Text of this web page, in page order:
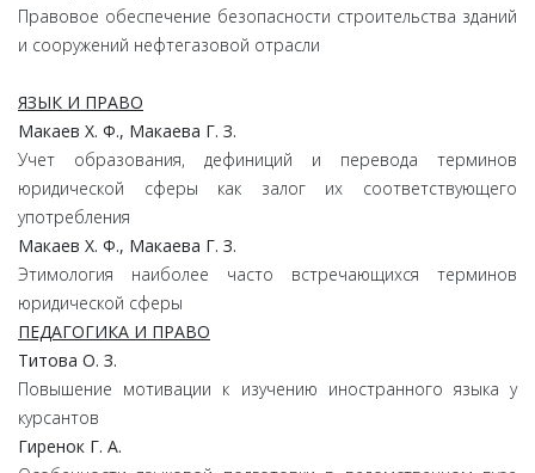
Правовое обеспечение безопасности строительства зданий
и сооружений нефтегазовой отрасли
ЯЗЫК И ПРАВО
Макаев Х. Ф., Макаева Г. З.
Учет образования, дефиниций и перевода терминов
юридической сферы как залог их соответствующего
употребления
Макаев Х. Ф., Макаева Г. З.
Этимология наиболее часто встречающихся терминов
юридической сферы
ПЕДАГОГИКА И ПРАВО
Титова О. З.
Повышение мотивации к изучению иностранного языка у
курсантов
Гиренок Г. А.